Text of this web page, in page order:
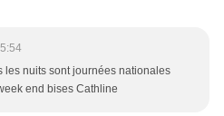
les nuits sont journées nationales
end bises Cathline